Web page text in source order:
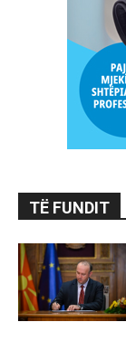
TË FUNDIT